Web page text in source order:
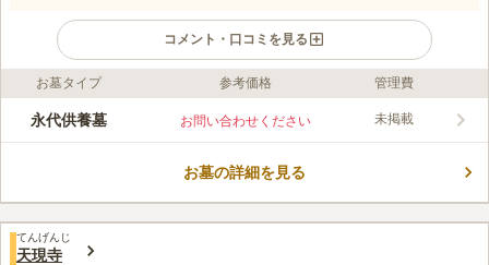
コメント・口コミを見る
口コミ評価
この霊園はまだ誰からも評価されていません。
お墓タイプ 参考価格 管理費
永代供養墓 お問い合わせください 未掲載
お墓の詳細を見る
てんげんじ
天現寺